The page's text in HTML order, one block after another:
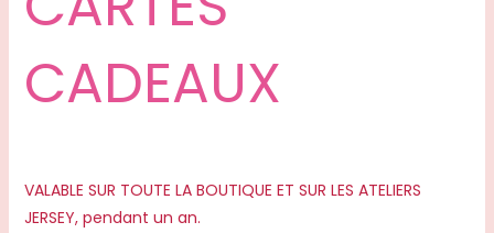
CADEAUX
VALABLE SUR TOUTE LA BOUTIQUE ET SUR LES ATELIERS
JERSEY, pendant un an.